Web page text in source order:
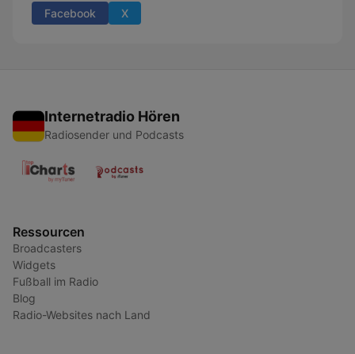
Facebook X
Internetradio Hören
Radiosender und Podcasts
Ressourcen
Broadcasters
Widgets
Fußball im Radio
Blog
Radio-Websites nach Land